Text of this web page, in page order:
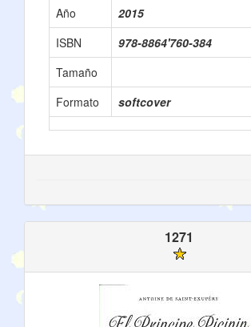
Año
2015
ISBN
978-8864'760-384
Tamaño
Formato
softcover
1271